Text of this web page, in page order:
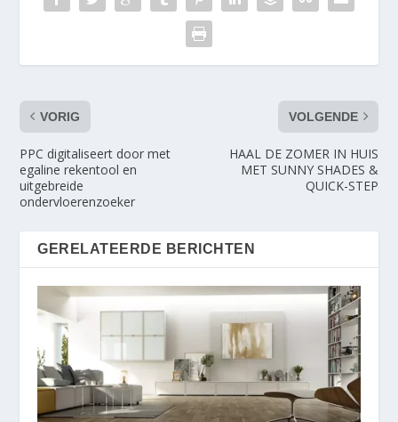
VORIG
PPC digitaliseert door met
egaline rekentool en
uitgebreide
ondervloerenzoeker
VOLGENDE
HAAL DE ZOMER IN HUIS
MET SUNNY SHADES &
QUICK-STEP
GERELATEERDE BERICHTEN